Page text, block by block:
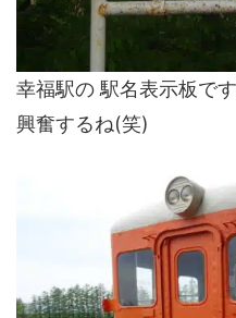
幸福駅の 駅名表示板で
興奮するね(笑)